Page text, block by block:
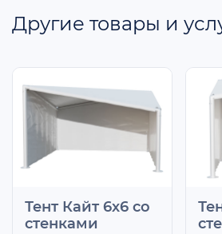
Другие товары и
Тент Кайт 6х6 со
стенками